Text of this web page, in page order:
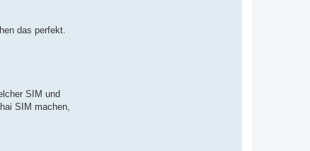
das perfekt.
SIM und
SIM machen,